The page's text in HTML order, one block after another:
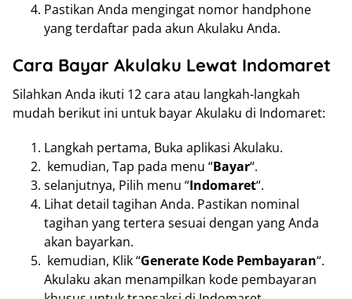
Pastikan Anda mengingat nomor handphone
yang terdaftar pada akun Akulaku Anda.
Cara Bayar Akulaku Lewat Indomaret
Silahkan Anda ikuti 12 cara atau langkah-langkah
mudah berikut ini untuk bayar Akulaku di Indomaret:
Langkah pertama, Buka aplikasi Akulaku.
kemudian, Tap pada menu “Bayar“.
selanjutnya, Pilih menu “Indomaret“.
Lihat detail tagihan Anda. Pastikan nominal
tagihan yang tertera sesuai dengan yang Anda
akan bayarkan.
kemudian, Klik “Generate Kode Pembayaran“.
Akulaku akan menampilkan kode pembayaran